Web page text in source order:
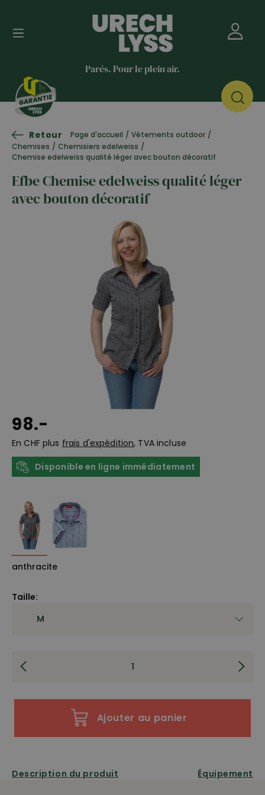
Parés. Pour le plein air.
Retour Page d'accueil / Vêtements outdoor /
Chemises / Chemisiers edelweiss /
Chemise edelweiss qualité léger avec bouton décoratif
Efbe Chemise edelweiss qualité léger
avec bouton décoratif
98.-
En CHF plus frais d'expédition, TVA incluse
Disponible en ligne immédiatement
anthracite
Taille:
Ajouter au panier
Description du produit Équipement